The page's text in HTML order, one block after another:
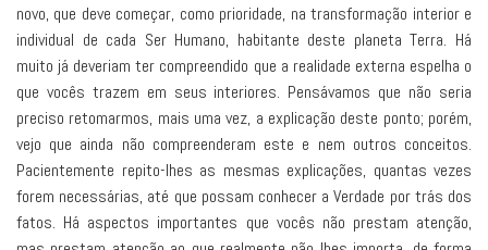
novo, que deve começar, como prioridade, na transformação interior e
individual de cada Ser Humano, habitante deste planeta Terra. Há
muito já deveriam ter compreendido que a realidade externa espelha o
que vocês trazem em seus interiores. Pensávamos que não seria
preciso retomarmos, mais uma vez, a explicação deste ponto; porém,
vejo que ainda não compreenderam este e nem outros conceitos.
Pacientemente repito-lhes as mesmas explicações, quantas vezes
forem necessárias, até que possam conhecer a Verdade por trás dos
fatos. Há aspectos importantes que vocês não prestam atenção,